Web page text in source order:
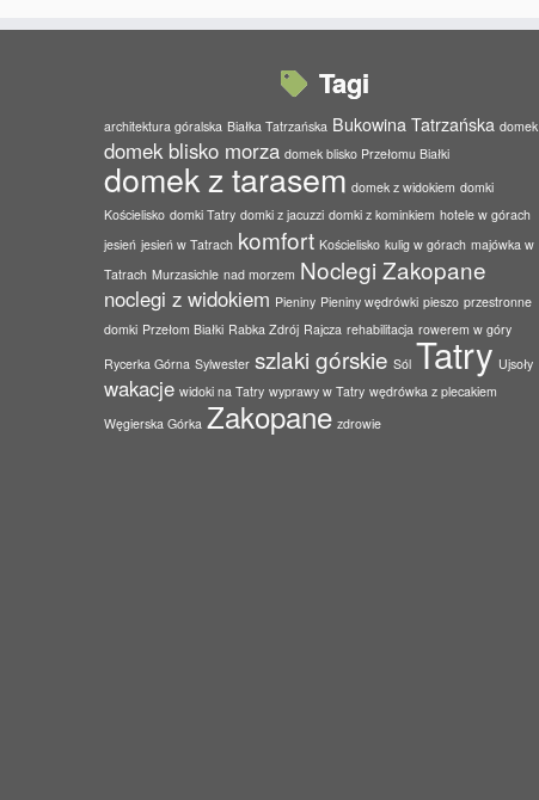
Tagi
architektura góralska Białka Tatrzańska Bukowina Tatrzańska domek
domek blisko morza domek blisko Przełomu Białki
domek z tarasem domek z widokiem domki
Kościelisko domki Tatry domki z jacuzzi domki z kominkiem hotele w górach
jesień jesień w Tatrach komfort Kościelisko kulig w górach majówka w
Tatrach Murzasichle nad morzem Noclegi Zakopane
noclegi z widokiem Pieniny Pieniny wędrówki pieszo przestronne
domki Przełom Białki Rabka Zdrój Rajcza rehabilitacja rowerem w góry
Rycerka Górna Sylwester szlaki górskie Sól Tatry Ujsoły
wakacje widoki na Tatry wyprawy w Tatry wędrówka z plecakiem
Węgierska Górka Zakopane zdrowie